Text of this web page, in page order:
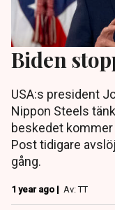
Biden
USA:s president
Nippon Steels
beskedet
Post tidigare
gång.
1 year ago | Av: TT